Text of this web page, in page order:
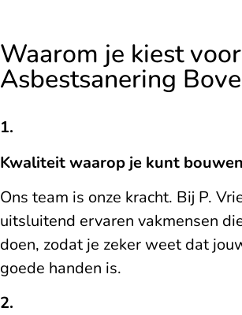
Waarom je kiest
Asbestsanering
1.
Kwaliteit waarop je kunt bouwen
Ons team is onze kracht. Bij P.
uitsluitend ervaren vakmensen
doen, zodat je zeker weet dat
goede handen is.
2.